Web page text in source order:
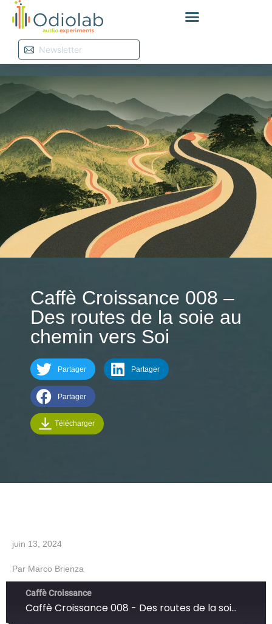
Caffè Croissance 008 –
Des routes de la soie au
chemin vers Soi
Partager Partager
Partager
Télécharger
juin 13, 2024
Par Marco Brienza
Caffè Croissance
Caffè Croissance 008 - Des routes de la soie au chemin vers Soi